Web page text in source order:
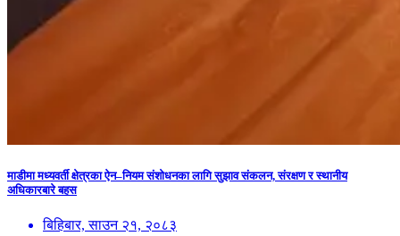
माडीमा मध्यवर्ती क्षेत्रका ऐन–नियम संशोधनका लागि सुझाव संकलन, संरक्षण र स्थानीय
अधिकारबारे बहस
बिहिबार, साउन २१, २०८३